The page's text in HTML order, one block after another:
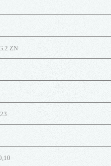
ZN